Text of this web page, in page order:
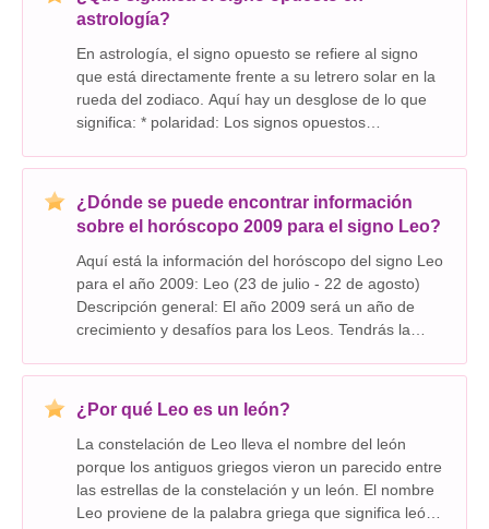
astrología?
En astrología, el signo opuesto se refiere al signo
que está directamente frente a su letrero solar en la
rueda del zodiaco. Aquí hay un desglose de lo que
significa: * polaridad: Los signos opuestos
como dos lados de la misma moneda, que muestr
¿Dónde se puede encontrar información
sobre el horóscopo 2009 para el signo Leo?
Aquí está la información del horóscopo del signo Leo
para el año 2009: Leo (23 de julio - 22 de agosto)
Descripción general: El año 2009 será un año de
crecimiento y desafíos para los Leos. Tendrás la
carrera y vida personal, pero también enfren
¿Por qué Leo es un león?
La constelación de Leo lleva el nombre del león
porque los antiguos griegos vieron un parecido entre
las estrellas de la constelación y un león. El nombre
Leo proviene de la palabra griega que significa león,